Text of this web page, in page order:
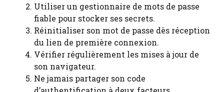
Utiliser un gestionnaire de mots de passe
fiable pour stocker ses secrets.
Réinitialiser son mot de passe dès réception
du lien de première connexion.
Vérifier régulièrement les mises à jour de
son navigateur.
Ne jamais partager son code